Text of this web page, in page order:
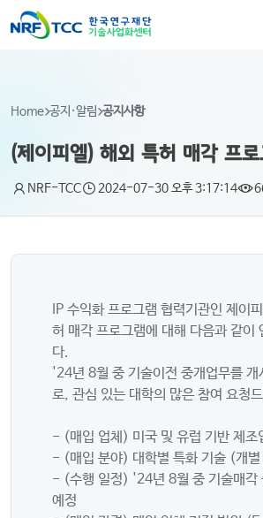
Home 공지·알림 공지사항
(제이피엘) 해외 특허 매각 프로
NRF-TCC 2024-07-30 오후 3:17:14
IP 수익화 프로그램 협력기관인 제이
허 매각 프로그램에 대해 다음과 같이
다.
'24년 8월 중 기술이전 중개업무를 개
로, 관심 있는 대학의 많은 참여 요청
- (매입 업체) 미국 및 유럽 기반 제조
- (매입 분야) 대학별 특화 기술 (개별
- (수행 일정) '24년 8월 중 기술매각
예정